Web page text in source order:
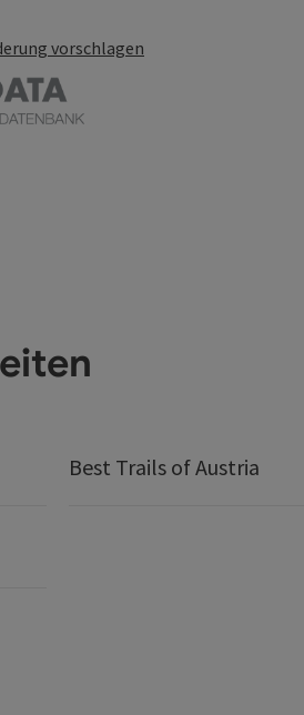
vorschlagen
Best Trails of Austria